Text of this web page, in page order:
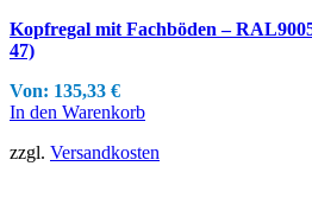
Kopfregal mit Fachböden –
47)
Von: 135,33 €
In den Warenkorb
zzgl. Versandkosten